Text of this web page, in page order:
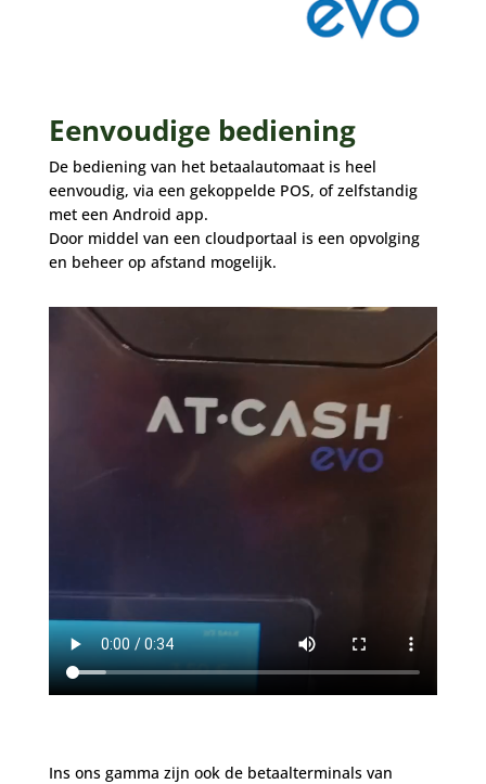
Eenvoudige bediening
De bediening van het betaalautomaat is heel
eenvoudig, via een gekoppelde POS, of zelfstandig
met een Android app.
Door middel van een cloudportaal is een opvolging
en beheer op afstand mogelijk.
Ins ons gamma zijn ook de betaalterminals van